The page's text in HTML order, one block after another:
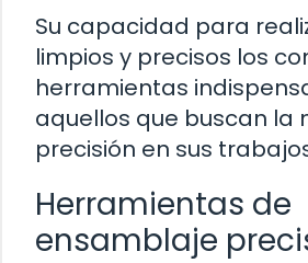
Su capacidad para
limpios y precisos los
herramientas
aquellos que buscan la
precisión en sus
Herramientas de
ensamblaje